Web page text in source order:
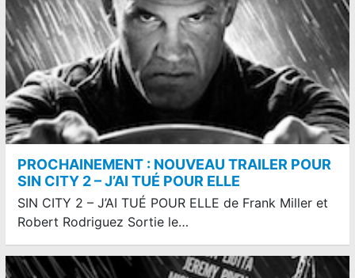
PROCHAINEMENT : NOUVEAU TRAILER POUR
SIN CITY 2 – J’AI TUÉ POUR ELLE
SIN CITY 2 – J’AI TUÉ POUR ELLE de Frank Miller et
Robert Rodriguez Sortie le…